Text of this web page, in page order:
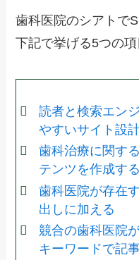
歯科医院のシアトで
下記で挙げる5つの
読者と検索エン
やすいサイト設
歯科治療に関す
テンツを作成する
歯科医院が存在
出しに加える
競合の歯科医院
キーワードで記